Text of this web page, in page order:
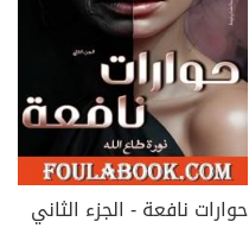
حوارات نافعة - الجزء الثاني